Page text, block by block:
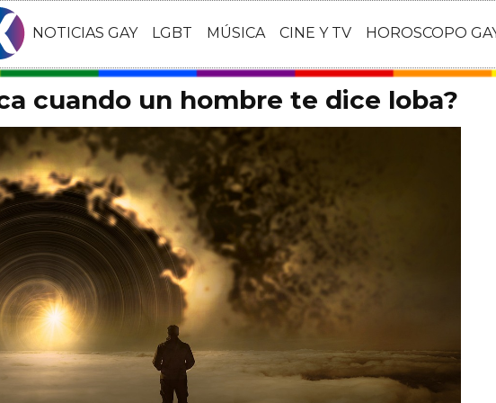
NOTICIAS GAY LGBT MÚSICA CINE Y TV HOROSCOPO
cuando un hombre te dice loba?